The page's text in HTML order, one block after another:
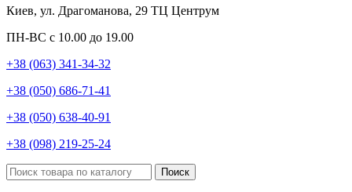
Киев, ул. Драгоманова, 29 ТЦ Центрум
ПН-ВС с 10.00 до 19.00
+38 (063) 341-34-32
+38 (050) 686-71-41
+38 (050) 638-40-91
+38 (098) 219-25-24
Поиск